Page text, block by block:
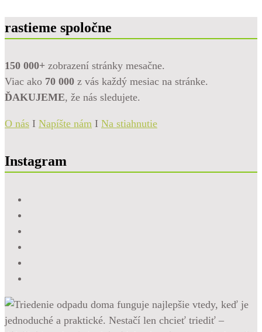
rastieme spoločne
150 000+ zobrazení stránky mesačne.
Viac ako 70 000 z vás každý mesiac na stránke.
ĎAKUJEME, že nás sledujete.
O nás I Napíšte nám I Na stiahnutie
Instagram